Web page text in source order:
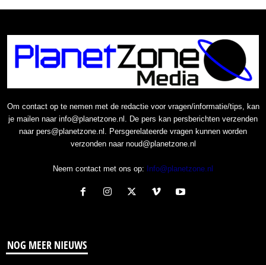
Om contact op te nemen met de redactie voor vragen/informatie/tips, kan
je mailen naar info@planetzone.nl. De pers kan persberichten verzenden
naar pers@planetzone.nl. Persgerelateerde vragen kunnen worden
verzonden naar noud@planetzone.nl
Neem contact met ons op: Info@planetzone.nl
NOG MEER NIEUWS